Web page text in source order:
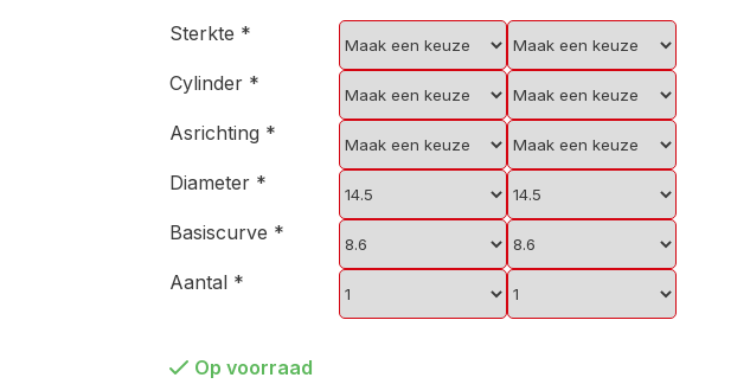
Sterkte *
Cylinder *
Asrichting *
Diameter *
Basiscurve *
Aantal *
Op voorraad